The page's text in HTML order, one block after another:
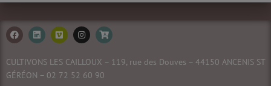
CULTIVONS LES CAILLOUX – 119, rue des Douves – 44150 ANCENIS ST
GÉRÉON – 02 72 52 60 90